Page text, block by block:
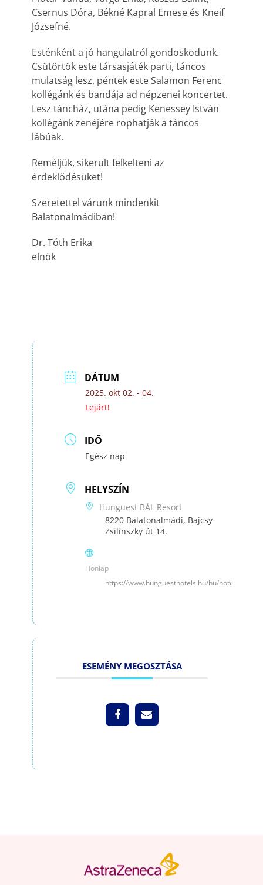
Csernus Dóra, Békné Kapral Emese és Kneif
Józsefné.
Esténként a jó hangulatról gondoskodunk.
Csütörtök este társasjáték parti, táncos
mulatság lesz, péntek este Salamon Ferenc
kollégánk és bandája ad népzenei koncertet.
Lesz táncház, utána pedig Kenessey István
kollégánk zenéjére rophatják a táncos
lábúak.
Reméljük, sikerült felkelteni az
érdeklődésüket!
Szeretettel várunk mindenkit
Balatonalmádiban!
Dr. Tóth Erika
elnök
DÁTUM
2025. okt 02. - 04.
Lejárt!
IDŐ
Egész nap
HELYSZÍN
Hunguest BÁL Resort
8220 Balatonalmádi, Bajcsy-
Zsilinszky út 14.
Honlap
https://www.hunguesthotels.hu/hu/hotel/
ESEMÉNY MEGOSZTÁSA